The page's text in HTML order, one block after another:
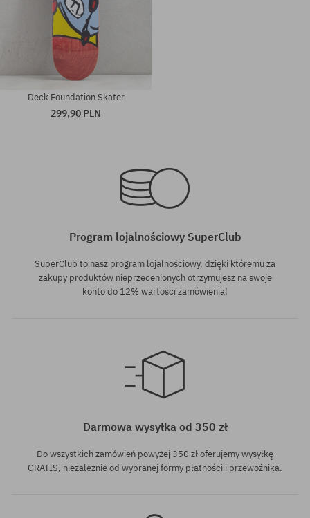
7.75
Deck Foundation Skater
299,90 PLN
Program lojalnościowy SuperClub
SuperClub to nasz program lojalnościowy, dzięki któremu za
zakupy produktów nieprzecenionych otrzymujesz na swoje
konto do 12% wartości zamówienia!
Darmowa wysyłka od 350 zł
Do wszystkich zamówień powyżej 350 zł oferujemy wysyłkę
GRATIS, niezależnie od wybranej formy płatności i przewoźnika.